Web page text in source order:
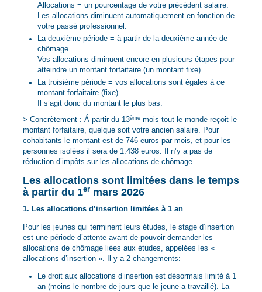
Allocations = un pourcentage de votre précédent salaire.
Les allocations diminuent automatiquement en fonction de
votre passé professionnel.
La deuxième période = à partir de la deuxième année de
chômage.
Vos allocations diminuent encore en plusieurs étapes pour
atteindre un montant forfaitaire (un montant fixe).
La troisième période = vos allocations sont égales à ce
montant forfaitaire (fixe).
Il s’agit donc du montant le plus bas.
> Concrètement : Á partir du 13èmemois tout le monde reçoit le
montant forfaitaire, quelque soit votre ancien salaire. Pour
cohabitants le montant est de 746 euros par mois, et pour les
personnes isolées il sera de 1.438 euros. Il n’y a pas de
réduction d’impôts sur les allocations de chômage.
Les allocations sont limitées dans le temps
à partir du 1ermars 2026
1. Les allocations d’insertion limitées à 1 an
Pour les jeunes qui terminent leurs études, le stage d’insertion
est une période d’attente avant de pouvoir demander les
allocations de chômage liées aux études, appelées les «
allocations d’insertion ». Il y a 2 changements:
Le droit aux allocations d’insertion est désormais limité à 1
an (moins le nombre de jours que le jeune a travaillé). La